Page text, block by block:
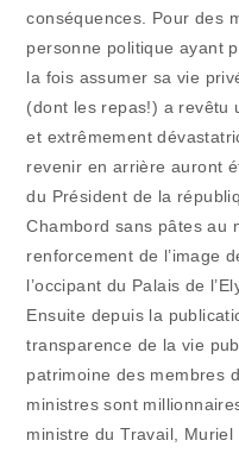
conséquences. Pour des
personne politique ayant
la fois assumer sa vie
(dont les repas!) a revêtu
et extrêmement
revenir en arrière auront
du Président de la
Chambord sans pâtes au
renforcement de l’image
l’occipant du Palais de
Ensuite depuis la
transparence de la vie
patrimoine des membres
ministres sont
ministre du Travail,